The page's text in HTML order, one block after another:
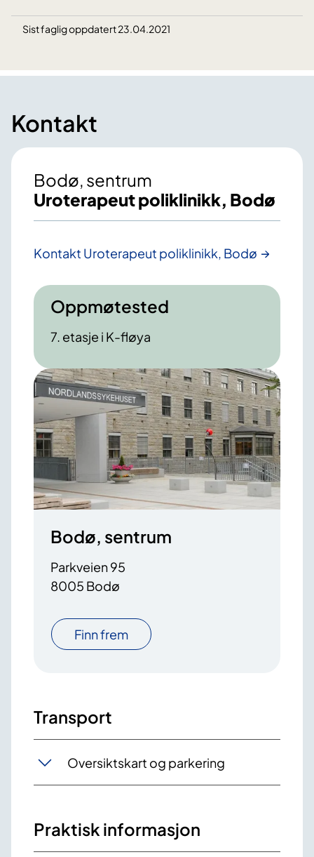
Sist faglig oppdatert 23.04.2021
Kontakt
Bodø, sentrum
Uroterapeut poliklinikk, Bodø
Kontakt Uroterapeut poliklinikk, Bodø
Oppmøtested
7. etasje i K-fløya
Bodø, sentrum
Parkveien 95
8005 Bodø
Finn frem
Transport
Oversiktskart og parkering
Praktisk informasjon